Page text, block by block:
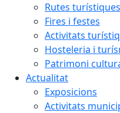
Rutes turístiques
Fires i festes
Activitats
Hosteleria i
Patrimoni
Actualitat
Exposicions
Activitats